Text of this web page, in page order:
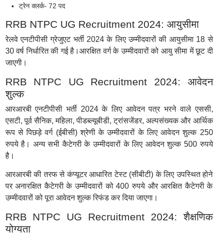
ट्रेन क्लर्क- 72 पद
RRB NTPC UG Recruitment 2024: आयुसीमा
रेलवे एनटीपीसी ग्रेजुएट भर्ती 2024 के लिए उम्मीदवारों की आयुसीमा 18 से
30 वर्ष निर्धारित की गई है।आरक्षित वर्ग के उम्मीदवारों को आयु सीमा में छूट दी
जाएगी।
RRB NTPC UG Recruitment 2024: आवेदन
शुल्क
आरआरबी एनटीपीसी भर्ती 2024 के लिए आवेदन पत्र भरने वाले एससी,
एसटी, पूर्व सैनिक, महिला, पीडब्ल्यूबीडी, ट्रांसजेंडर, अल्पसंख्यक और आर्थिक
रूप से पिछड़े वर्ग (ईबीसी) श्रेणी के उम्मीदवारों के लिए आवेदन शुल्क 250
रुपये है। अन्य सभी कैटेगरी के उम्मीदवारों के लिए आवेदन शुल्क 500 रुपये
है।
आरआरबी की तरफ से कंप्यूटर आधारित टेस्ट (सीबीटी) के लिए उपस्थित होने
पर अनारक्षित कैटेगरी के उम्मीदवारों को 400 रुपये और आरक्षित कैटेगरी के
उम्मीदवारों को पूरा आवेदन शुल्क रिफंड कर दिया जाएगा।
RRB NTPC UG Recruitment 2024: शैक्षणिक
योग्यता